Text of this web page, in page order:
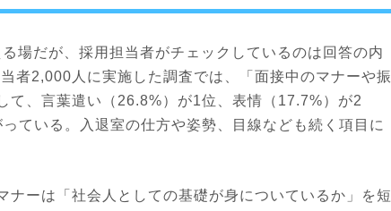
場だが、採用担当者がチェックしているのは回答の内
者2,000人に実施した調査では、「面接中のマナーや振
て、言葉遣い（26.8%）が1位、表情（17.7%）が2
ている。入退室の仕方や姿勢、目線なども続く項目に
ナーは「社会人としての基礎が身についているか」を短